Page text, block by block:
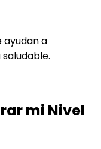
ayudan a
mi Nivel